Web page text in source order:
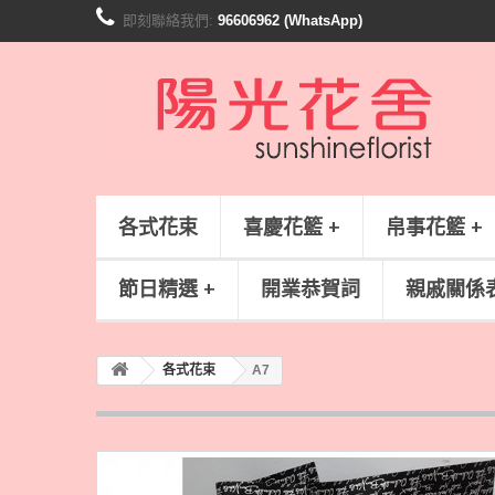
即刻聯絡我們: 96606962 (WhatsApp)
各式花束 喜慶花籃 + 帛事花籃 +
節日精選 + 開業恭賀詞 親戚關係
各式花束 A7